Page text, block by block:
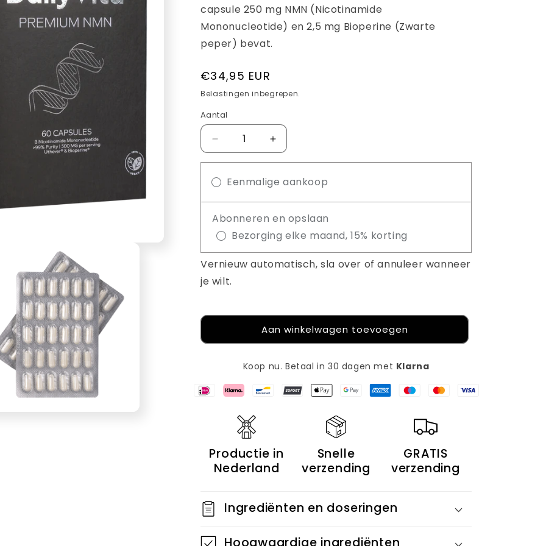
capsule 250 mg NMN (Nicotinamide
Mononucleotide) en 2,5 mg Bioperine (Zwarte
peper) bevat.
Normale
prijs
€34,95 EUR
Belastingen inbegrepen.
Aantal
Aantal
verlagen
NMN
Aantal
verhogen
NMN
Eenmalige aankoop
Abonneren en opslaan
Bezorging elke maand, 15% korting
Vernieuw automatisch, sla over of annuleer wanneer
je wilt.
Aan winkelwagen toevoegen
Koop nu. Betaal in 30 dagen met Klarna
Productie in
Nederland​
Snelle
verzending
GRATIS
verzending
Ingrediënten en doseringen